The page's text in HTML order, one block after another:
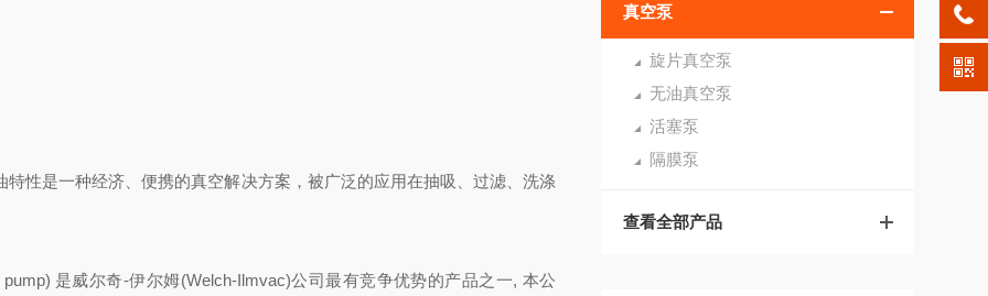
真空泵
旋片真空泵
无油真空泵
活塞泵
隔膜泵
查看全部产品
性是一种经济、便携的真空解决方案，被广泛的应用在抽吸、过滤、洗涤
是威尔奇-伊尔姆(Welch-Ilmvac)公司最有竞争优势的产品之一, 本公